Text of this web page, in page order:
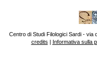
Centro di Studi Filologici Sardi - via
credits | Informativa sulla